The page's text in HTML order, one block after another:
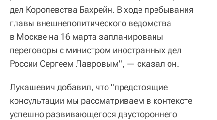
дел Королевства Бахрейн. В ходе пребывания
главы внешнеполитического ведомства
в Москве на 16 марта запланированы
переговоры с министром иностранных дел
России Сергеем Лавровым", — сказал он.
Лукашевич добавил, что "предстоящие
консультации мы рассматриваем в контексте
успешно развивающегося двустороннего